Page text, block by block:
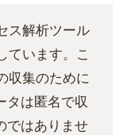
ス解析ツール
ています。こ
収集のために
タは匿名で収
ではありませ